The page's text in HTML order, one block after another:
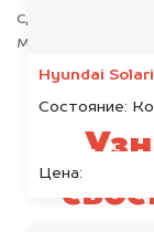
Hyundai
Состояние:
Цена:
сделают всё
максимально